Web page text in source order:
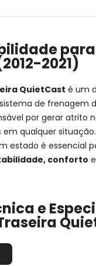
2021)
QuietCast é um
de frenagem
por gerar atrito
em qualquer
estado é essencial
conforto
e